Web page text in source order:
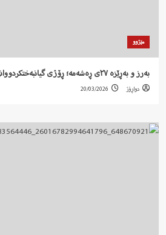
مێژوو
بەرز و بەڕێزە ٢٧ی ڕەشەمە؛ ڕۆژی گیانبەختکردووانی کۆمەڵە
دواڕۆژ 20/03/2026